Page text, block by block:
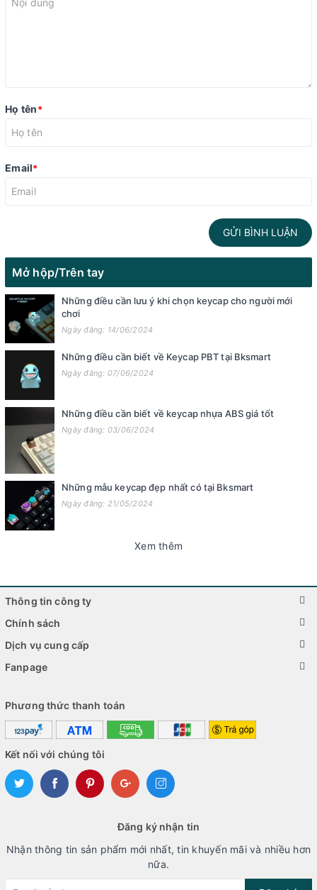
Họ tên*
Email*
GỬI BÌNH LUẬN
Mở hộp/Trên tay
Những điều cần lưu ý khi chọn keycap cho người mới
chơi
Ngày đăng: 14/06/2024
Những điều cần biết về Keycap PBT tại Bksmart
Ngày đăng: 07/06/2024
Những điều cần biết về keycap nhựa ABS giá tốt
Ngày đăng: 03/06/2024
Những mẫu keycap đẹp nhất có tại Bksmart
Ngày đăng: 21/05/2024
Xem thêm
Thông tin công ty
Chính sách
Dịch vụ cung cấp
Fanpage
Phương thức thanh toán
Kết nối với chúng tôi
Đăng ký nhận tin
Nhận thông tin sản phẩm mới nhất, tin khuyến mãi và nhiều hơn
nữa.